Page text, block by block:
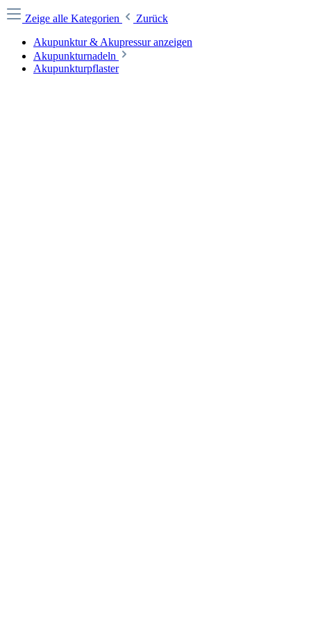
Zeige alle Kategorien
Zurück
Akupunktur & Akupressur anzeigen
Akupunkturnadeln
Akupunkturpflaster